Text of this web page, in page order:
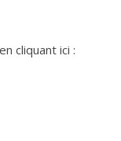
cliquant ici :